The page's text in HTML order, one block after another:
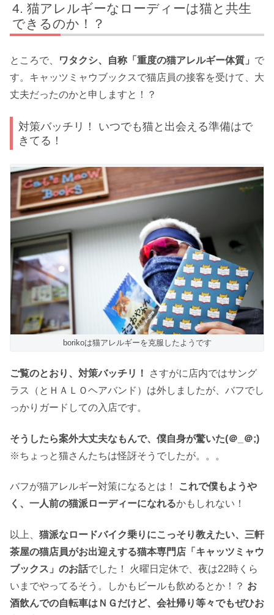
猫アレルギーなローディーは猫と共生
できるのか！？
ところで、 ワタクシ、自称「重度の猫アレルギー体質」 で
す。キャッツミャウブックスで猫店員の接客を受けて、大
丈夫だったのかと申しますと！？
対策バッチリ！ いつでも猫と出会える準備はで
きてる！
borikoは猫アレルギーを克服したようです
ご覧のとおり、対策バッチリ！
さすがに店内ではサング
ラス（とＨＡＬＯヘアバンド）は外しましたが、バフでし
っかりガードしての入店です。
そうしたら案外大丈夫なもんで、僕自身が驚いた(＠_＠;)
※ちょっと猫さんたちは怪訝そうでしたが。。。
バフが猫アレルギー対策になるとは！
これで僕もようや
く、一人前の猫派ローディーになれるかもしれない！
以上、 猫派なロードバイク乗りにこっそり教えたい、三軒
茶屋の猫店員がお出迎えする猫本専門店「キャッツミャウ
ブックス」のお話でした！ 火曜日定休で、夜は22時くら
いまでやってるそう。しかもビールも飲めるとか！？ お
酒飲んでの自転車はＮＧだけど、会社帰り等々でもぜひお